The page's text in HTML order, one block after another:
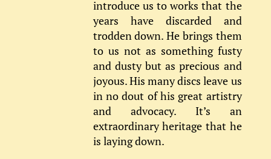
introduce us to works that the
years have discarded and
trodden down. He brings them
to us not as something fusty
and dusty but as precious and
joyous. His many discs leave us
in no dout of his great artistry
and advocacy. It’s an
extraordinary heritage that he
is laying down.